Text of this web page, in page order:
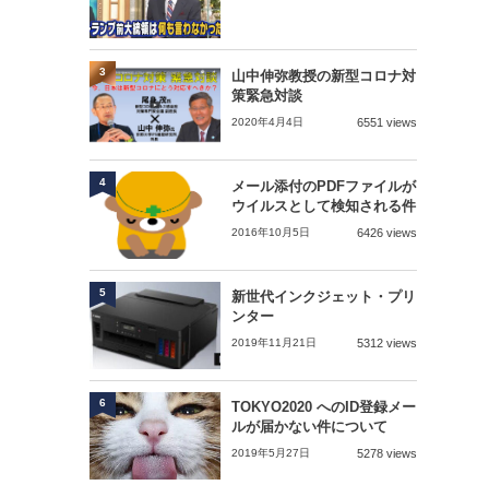
山中伸弥教授の新型コロナ対
策緊急対談
2020年4月4日 6551 views
3
メール添付のPDFファイルが
ウイルスとして検知される件
2016年10月5日 6426 views
4
新世代インクジェット・プリ
ンター
2019年11月21日 5312 views
5
TOKYO2020 へのID登録メー
ルが届かない件について
2019年5月27日 5278 views
6